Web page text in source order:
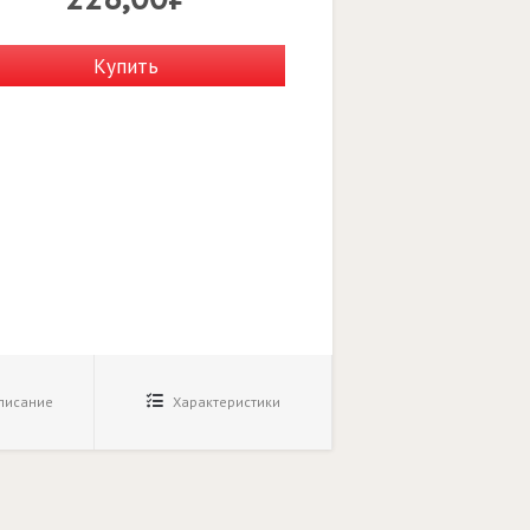
Купить
Характеристики